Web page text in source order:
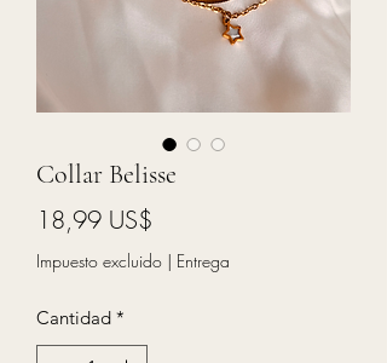
Collar Belisse
18,99 US$
Impuesto excluido | Entrega
Cantidad *